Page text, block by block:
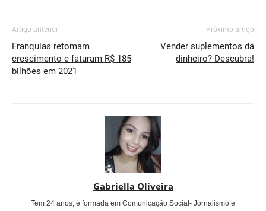
Artigo anterior
Franquias retomam
crescimento e faturam R$ 185
bilhões em 2021
Próximo artigo
Vender suplementos dá
dinheiro? Descubra!
Gabriella Oliveira
Tem 24 anos, é formada em Comunicação Social- Jornalismo e